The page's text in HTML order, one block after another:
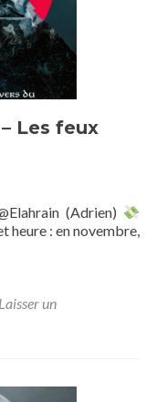
Les feux
(Adrien)
heure : en novembre,
Laisser un